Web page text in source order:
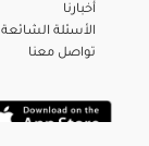
أخبارنا
الأسئلة الشائعة
تواصل معنا